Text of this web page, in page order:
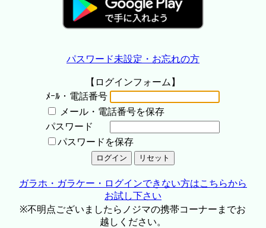
パスワード未設定・お忘れの方
【ログインフォーム】
ﾒｰﾙ・電話番号
メール・電話番号を保存
パスワード
パスワードを保存
ガラホ・ガラケー・ログインできない方はこちらから
お試し下さい
※不明点ございましたらノジマの携帯コーナーまでお
越しください。